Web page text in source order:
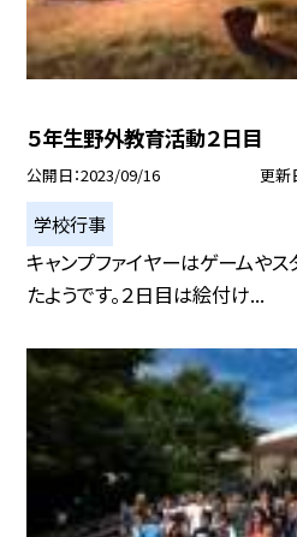
５年生野外教育活動２日目
公開日 2023/09/16 更新
学校行事
キャンプファイヤーはゲームや
たようです。２日目は絵付け...